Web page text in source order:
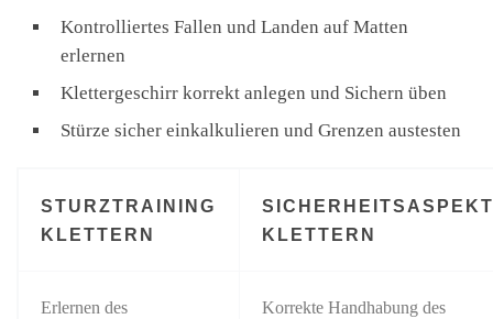
Kontrolliertes Fallen und Landen auf Matten
erlernen
Klettergeschirr korrekt anlegen und Sichern üben
Stürze sicher einkalkulieren und Grenzen austesten
STURZTRAINING
KLETTERN
KLETTERN
Erlernen des
Korrekte Handhabung des